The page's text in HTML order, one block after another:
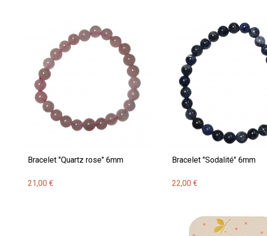
Bracelet "Quartz rose" 6mm
21,00 €
Bracelet "Sodalité" 6mm
22,00 €